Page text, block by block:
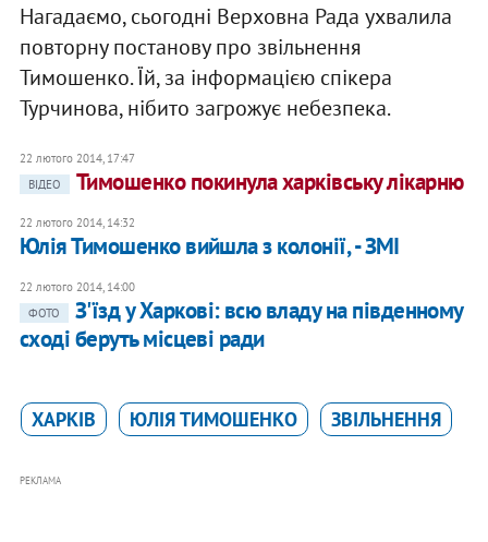
Нагадаємо, сьогодні Верховна Рада ухвалила
повторну постанову про звільнення
Тимошенко. Їй, за інформацією спікера
Турчинова, нібито загрожує небезпека.
22 лютого 2014, 17:47
ВІДЕО
Тимошенко покинула харківську лікарню
22 лютого 2014, 14:32
Юлія Тимошенко вийшла з колонії, - ЗМІ
22 лютого 2014, 14:00
ФОТО
З'їзд у Харкові: всю владу на південному
сході беруть місцеві ради
ХАРКІВ ЮЛІЯ ТИМОШЕНКО ЗВІЛЬНЕННЯ
РЕКЛАМА